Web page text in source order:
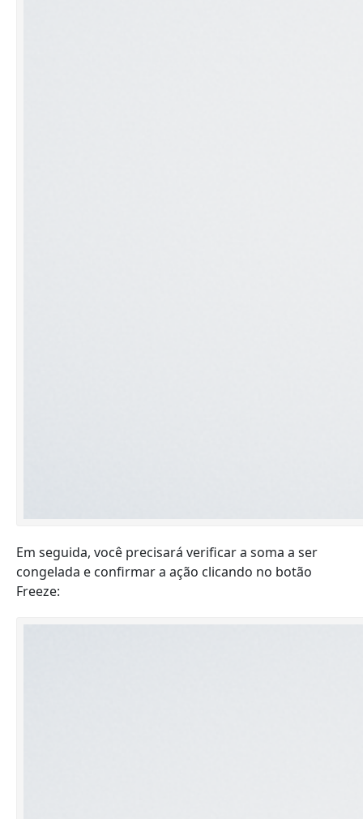
Em seguida, você precisará verificar a soma a ser
congelada e confirmar a ação clicando no botão
Freeze: